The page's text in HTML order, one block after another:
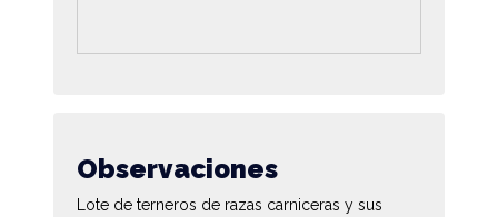
Observaciones
Lote de terneros de razas carniceras y sus